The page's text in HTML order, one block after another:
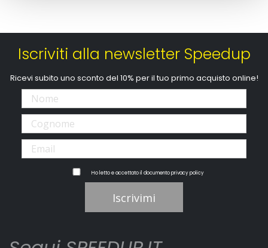
Iscriviti alla newsletter Speedup
Ricevi subito uno sconto del 10% per il tuo primo acquisto online!
Ho letto e accettato il documentoprivacy policy
Iscrivimi